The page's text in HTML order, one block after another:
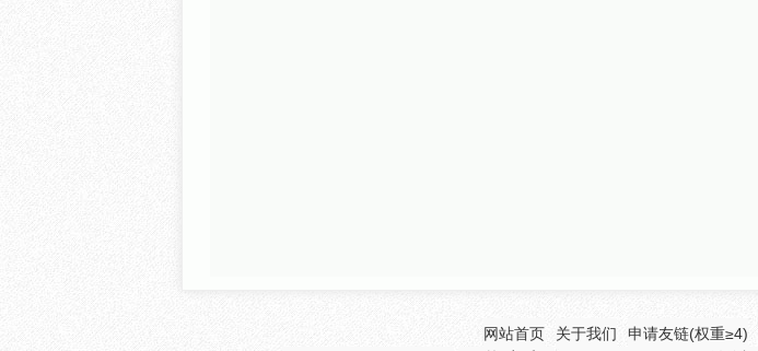
网站首页 关于我们 申请友链(权重≥4)